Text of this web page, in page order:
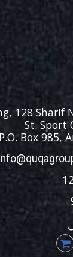
128 Sharif
St. Sport
P.O. Box 985,